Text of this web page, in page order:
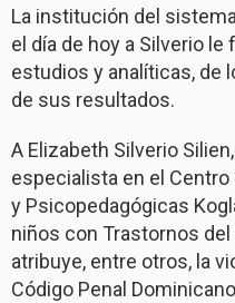
La institución del
el día de hoy a Silverio
estudios y analíticas, de
de sus resultados.
A Elizabeth Silverio
especialista en el
y Psicopedagógicas
niños con Trastornos
atribuye, entre otros, la
Código Penal